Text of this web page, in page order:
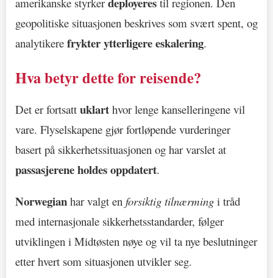
geopolitiske situasjonen beskrives som svært spent, og
analytikere frykter ytterligere eskalering.
Hva betyr dette for reisende?
Det er fortsatt uklart hvor lenge kanselleringene vil
vare. Flyselskapene gjør fortløpende vurderinger
basert på sikkerhetssituasjonen og har varslet at
passasjerene holdes oppdatert.
Norwegian har valgt en forsiktig tilnærming i tråd
med internasjonale sikkerhetsstandarder, følger
utviklingen i Midtøsten nøye og vil ta nye beslutninger
etter hvert som situasjonen utvikler seg.